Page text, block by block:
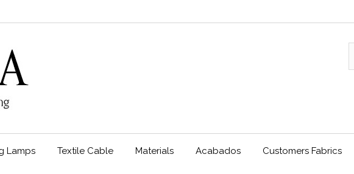
Lamps Textile Cable Materials Acabados Customers Fabrics